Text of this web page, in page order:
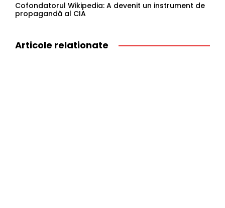
Cofondatorul Wikipedia: A devenit un instrument de
propagandă al CIA
Articole relationate